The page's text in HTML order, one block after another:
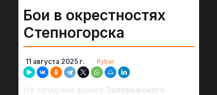
Бои в окрестностях
Степногорска
11 августа 2025 г. Rybar
На западном фланге Запорожского